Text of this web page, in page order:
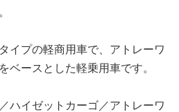
イプの軽商用車で、アトレーワ
ベースとした軽乗用車です。
ハイゼットカーゴ／アトレーワ